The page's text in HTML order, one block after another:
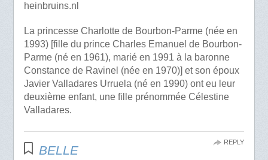
heinbruins.nl
La princesse Charlotte de Bourbon-Parme (née en
1993) [fille du prince Charles Emanuel de Bourbon-
Parme (né en 1961), marié en 1991 à la baronne
Constance de Ravinel (née en 1970)] et son époux
Javier Valladares Urruela (né en 1990) ont eu leur
deuxième enfant, une fille prénommée Célestine
Valladares.
BELLE
REPLY